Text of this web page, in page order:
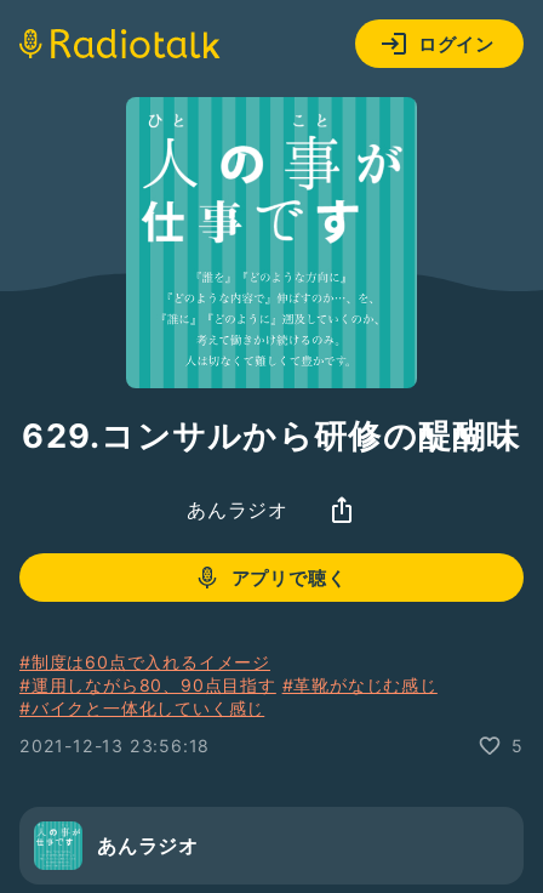
ログイン
629.コンサルから研修の醍醐味
あんラジオ
アプリで聴く
#制度は60点で入れるイメージ
#運用しながら80、90点目指す #革靴がなじむ感じ
#バイクと一体化していく感じ
2021-12-13 23:56:18
5
あんラジオ